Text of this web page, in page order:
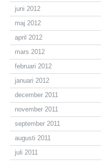
juni 2012
maj 2012
april 2012
mars 2012
februari 2012
januari 2012
december 2011
november 2011
september 2011
augusti 2011
juli 2011